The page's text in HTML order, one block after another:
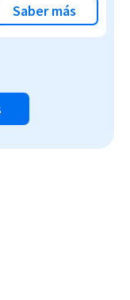
Saber más